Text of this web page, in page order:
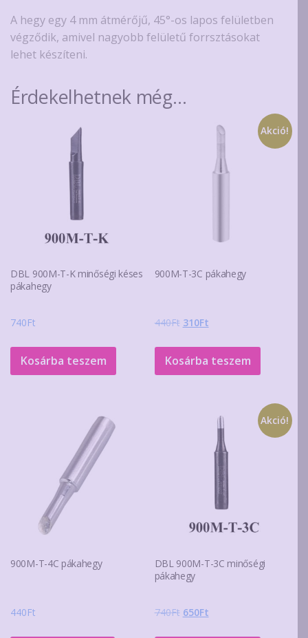
A hegy egy 4 mm átmérőjű, 45°-os lapos felületben
végződik, amivel nagyobb felületű forrsztásokat
lehet készíteni.
Érdekelhetnek még…
DBL 900M-T-K minőségi késes
pákahegy
740Ft
Kosárba teszem
Akció!
900M-T-3C pákahegy
440Ft Original
was:
440Ft.
310FtCurrent
is:
310Ft.
Kosárba teszem
900M-T-4C pákahegy
440Ft
Akció!
DBL 900M-T-3C minőségi
pákahegy
740Ft Original
650FtCurrent